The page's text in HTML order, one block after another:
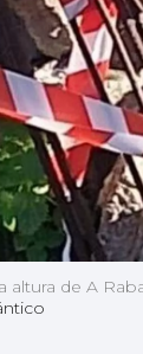
altura de A